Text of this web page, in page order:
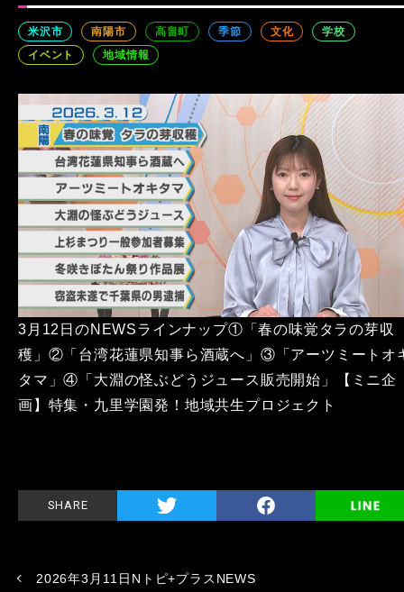
米沢市 南陽市 高畠町 季節 文化
学校
イベント
地域情報
3月12日のNEWSラインナップ①「春の味覚タラの芽収
穫」②「台湾花蓮県知事ら酒蔵へ」③「アーツミートオ
タマ」④「大淵の怪ぶどうジュース販売開始」【ミニ企
画】特集・九里学園発！地域共生プロジェクト
SHARE
2026年3月11日Nトピ+プラスNEWS